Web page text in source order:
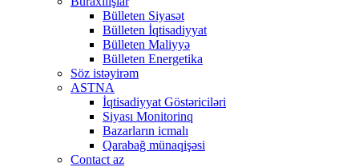
Bülleten Siyasət
Bülleten İqtisadiyyat
Bülleten Maliyyə
Bülleten Energetika
Söz istəyirəm
ASTNA
İqtisadiyyat Göstəriciləri
Siyası Monitorinq
Bazarların icmalı
Qarabağ münaqişəsi
Contact az